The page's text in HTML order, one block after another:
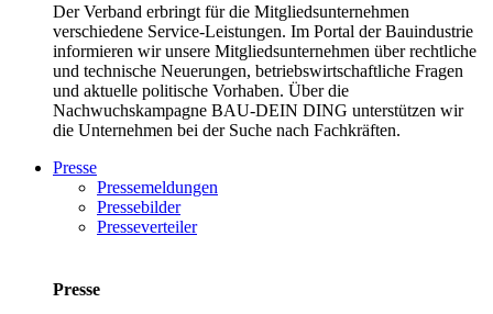
Der Verband erbringt für die Mitgliedsunternehmen
verschiedene Service-Leistungen. Im Portal der Bauindustrie
informieren wir unsere Mitgliedsunternehmen über rechtliche
und technische Neuerungen, betriebswirtschaftliche Fragen
und aktuelle politische Vorhaben. Über die
Nachwuchskampagne BAU-DEIN DING unterstützen wir
die Unternehmen bei der Suche nach Fachkräften.
Presse
Pressemeldungen
Pressebilder
Presseverteiler
Presse